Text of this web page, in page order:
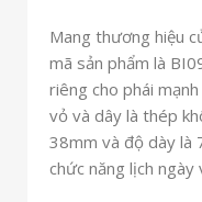
Mang thương hiệu
mã sản phẩm là
riêng cho phái
vỏ và dây là thép
38mm và độ dày là
chức năng lịch